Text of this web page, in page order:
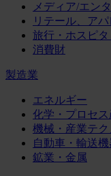
メディア/エン
リテール、ア
旅行・ホスピタ
消費財
製造業
エネルギー
化学・プロセス
機械・産業テ
自動車・輸送機
鉱業・金属